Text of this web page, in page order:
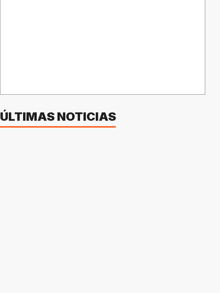
ÚLTIMAS NOTICIAS